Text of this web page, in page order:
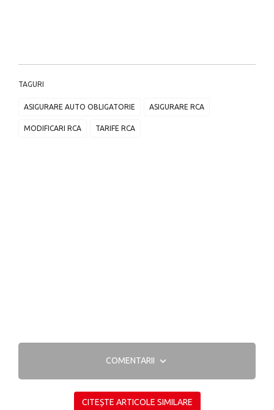
TAGURI
ASIGURARE AUTO OBLIGATORIE ASIGURARE RCA
MODIFICARI RCA TARIFE RCA
COMENTARII
CITEȘTE ARTICOLE SIMILARE